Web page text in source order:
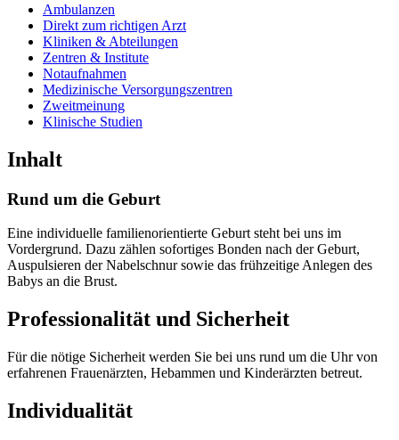
Ambulanzen
Direkt zum richtigen Arzt
Kliniken & Abteilungen
Zentren & Institute
Notaufnahmen
Medizinische Versorgungszentren
Zweitmeinung
Klinische Studien
Inhalt
Rund um die Geburt
Eine individuelle familienorientierte Geburt steht bei uns im
Vordergrund. Dazu zählen sofortiges Bonden nach der Geburt,
Auspulsieren der Nabelschnur sowie das frühzeitige Anlegen des
Babys an die Brust.
Professionalität und Sicherheit
Für die nötige Sicherheit werden Sie bei uns rund um die Uhr von
erfahrenen Frauenärzten, Hebammen und Kinderärzten betreut.
Individualität